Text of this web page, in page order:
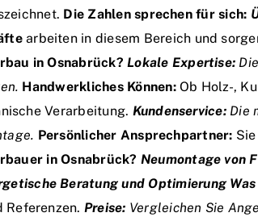
Die Zahlen sprechen für sich:
arbeiten in diesem Bereich und
in Osnabrück? Lokale Expertise: Die
Handwerkliches Können:Ob Holz-,
Verarbeitung. Kundenservice:Die
Persönlicher Ansprechpartner:
in Osnabrück? Neumontage von
Beratung und Optimierung
Preise: Vergleichen Sie